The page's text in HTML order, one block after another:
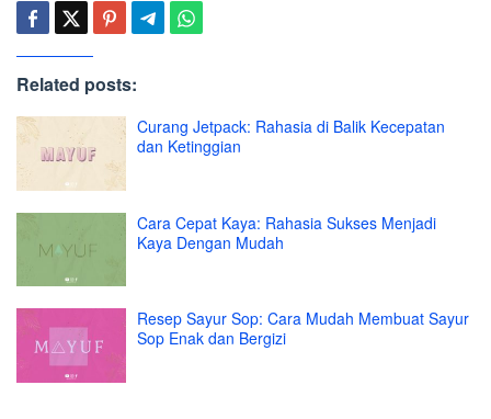
Related posts:
Curang Jetpack: Rahasia di Balik Kecepatan
dan Ketinggian
Cara Cepat Kaya: Rahasia Sukses Menjadi
Kaya Dengan Mudah
Resep Sayur Sop: Cara Mudah Membuat Sayur
Sop Enak dan Bergizi